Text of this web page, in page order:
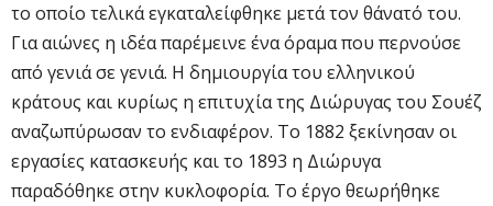
το οποίο τελικά εγκαταλείφθηκε μετά τον θάνατό του.
Για αιώνες η ιδέα παρέμεινε ένα όραμα που περνούσε
από γενιά σε γενιά. Η δημιουργία του ελληνικού
κράτους και κυρίως η επιτυχία της Διώρυγας του Σουέζ
αναζωπύρωσαν το ενδιαφέρον. Το 1882 ξεκίνησαν οι
εργασίες κατασκευής και το 1893 η Διώρυγα
παραδόθηκε στην κυκλοφορία. Το έργο θεωρήθηκε